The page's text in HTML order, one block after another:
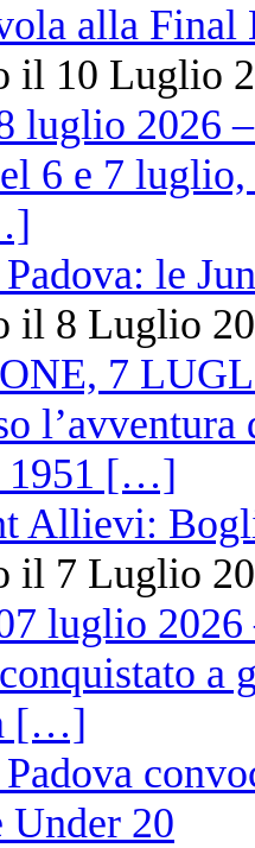
alla Final
il 10 Luglio
le
il 8 Luglio
Allievi:
il 7 Luglio
20